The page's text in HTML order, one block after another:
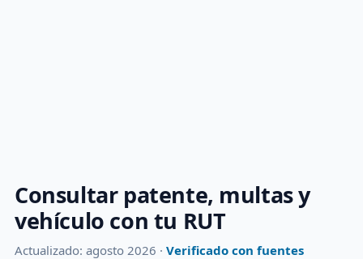
Consultar patente, multas y
vehículo con tu RUT
Actualizado: agosto 2026 · Verificado con fuentes